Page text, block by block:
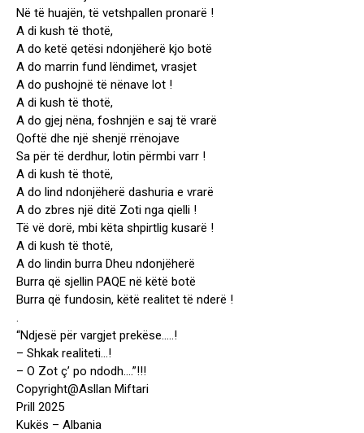
Në të huajën, të vetshpallen pronarë !
A di kush të thotë,
A do ketë qetësi ndonjëherë kjo botë
A do marrin fund lëndimet, vrasjet
A do pushojnë të nënave lot !
A di kush të thotë,
A do gjej nëna, foshnjën e saj të vrarë
Qoftë dhe një shenjë rrënojave
Sa për të derdhur, lotin përmbi varr !
A di kush të thotë,
A do lind ndonjëherë dashuria e vrarë
A do zbres një ditë Zoti nga qielli !
Të vë dorë, mbi këta shpirtlig kusarë !
A di kush të thotë,
A do lindin burra Dheu ndonjëherë
Burra që sjellin PAQE në këtë botë
Burra që fundosin, këtë realitet të nderë !
.
“Ndjesë për vargjet prekëse…..!
– Shkak realiteti…!
– O Zot ç’ po ndodh….”!!!
Copyright@Asllan Miftari
Prill 2025
Kukës – Albania